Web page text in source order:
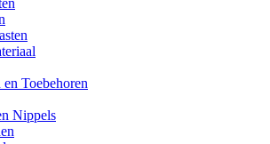
en Toebehoren
Nippels